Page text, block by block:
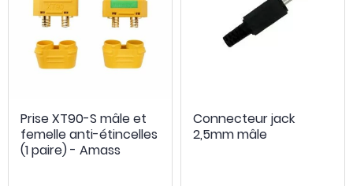
Prise XT90-S mâle et
femelle anti-étincelles
(1 paire) - Amass
Connecteur jack
2,5mm mâle